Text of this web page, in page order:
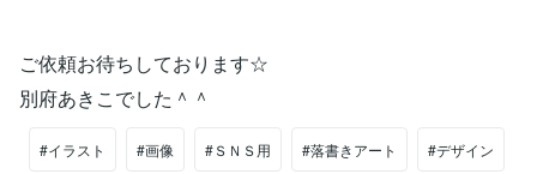
ご依頼お待ちしております☆
別府あきこでした＾＾
#イラスト #画像 #ＳＮＳ用 #落書きアート #デザイン